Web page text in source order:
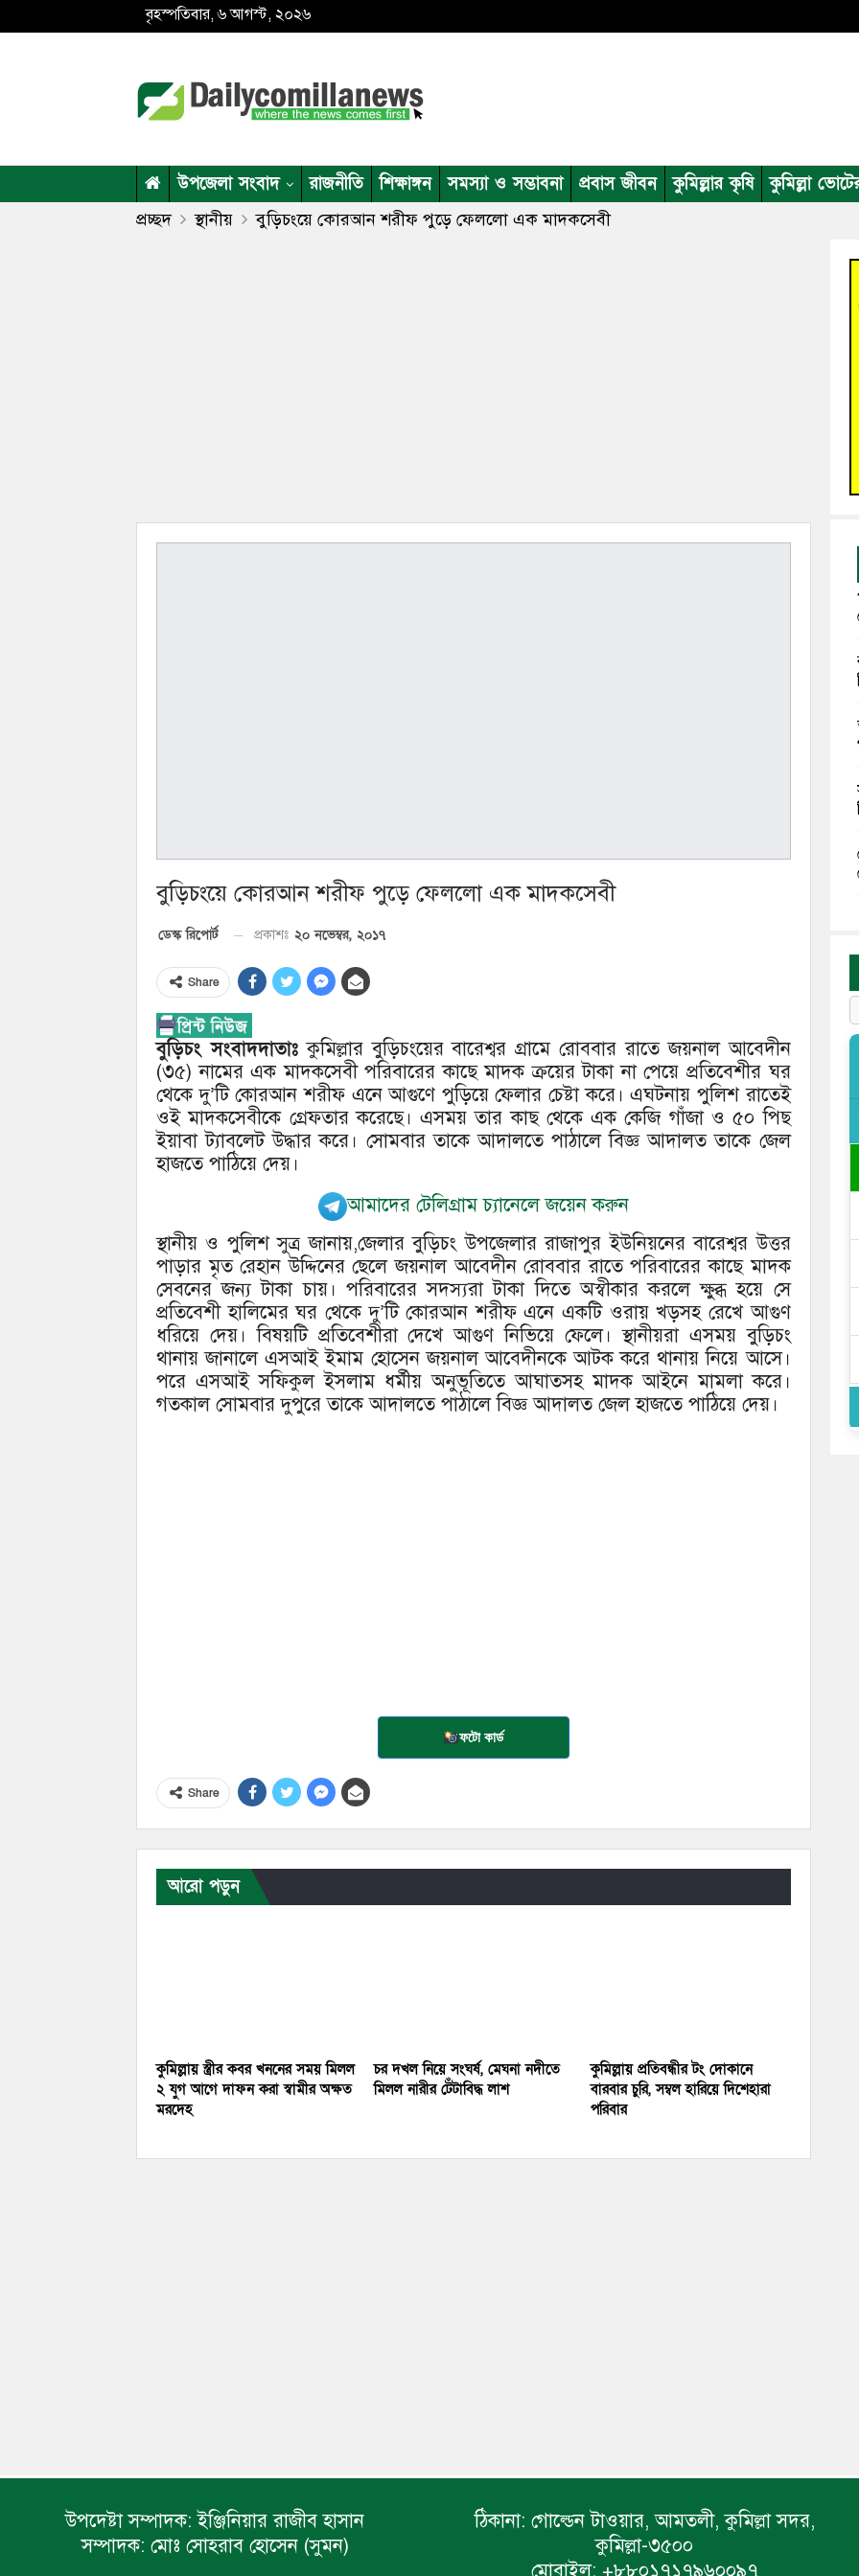
বৃহস্পতিবার, ৬ আগস্ট, ২০২৬
উপজেলা সংবাদ রাজনীতি শিক্ষাঙ্গন সমস্যা ও সম্ভাবনা প্রবাস জীবন কুমিল্লার কৃষি কুমিল্লা
প্রচ্ছদ স্থানীয় বুড়িচংয়ে কোরআন শরীফ পুড়ে ফেললো এক মাদকসেবী
বুড়িচংয়ে কোরআন শরীফ পুড়ে ফেললো এক মাদকসেবী
ডেস্ক রিপোর্ট প্রকাশঃ ২০ নভেম্বর, ২০১৭
Share
বুড়িচং সংবাদদাতাঃকুমিল্লার বুড়িচংয়ের বারেশ্বর গ্রামে রোববার রাতে জয়নাল আবেদীন
(৩৫) নামের এক মাদকসেবী পরিবারের কাছে মাদক ক্রয়ের টাকা না পেয়ে প্রতিবেশীর ঘর
থেকে দু’টি কোরআন শরীফ এনে আগুণে পুড়িয়ে ফেলার চেষ্টা করে। এঘটনায় পুলিশ রাতেই
ওই মাদকসেবীকে গ্রেফতার করেছে। এসময় তার কাছ থেকে এক কেজি গাঁজা ও ৫০ পিছ
ইয়াবা ট্যাবলেট উদ্ধার করে। সোমবার তাকে আদালতে পাঠালে বিজ্ঞ আদালত তাকে জেল
হাজতে পাঠিয়ে দেয়।
আমাদের টেলিগ্রাম চ্যানেলে জয়েন করুন
স্থানীয় ও পুলিশ সুত্র জানায়,জেলার বুড়িচং উপজেলার রাজাপুর ইউনিয়নের বারেশ্বর উত্তর
পাড়ার মৃত রেহান উদ্দিনের ছেলে জয়নাল আবেদীন রোববার রাতে পরিবারের কাছে মাদক
সেবনের জন্য টাকা চায়। পরিবারের সদস্যরা টাকা দিতে অস্বীকার করলে ক্ষুব্ধ হয়ে সে
প্রতিবেশী হালিমের ঘর থেকে দু’টি কোরআন শরীফ এনে একটি ওরায় খড়সহ রেখে আগুণ
ধরিয়ে দেয়। বিষয়টি প্রতিবেশীরা দেখে আগুণ নিভিয়ে ফেলে। স্থানীয়রা এসময় বুড়িচং
থানায় জানালে এসআই ইমাম হোসেন জয়নাল আবেদীনকে আটক করে থানায় নিয়ে আসে।
পরে এসআই সফিকুল ইসলাম ধর্মীয় অনুভূতিতে আঘাতসহ মাদক আইনে মামলা করে।
গতকাল সোমবার দুপুরে তাকে আদালতে পাঠালে বিজ্ঞ আদালত জেল হাজতে পাঠিয়ে দেয়।
ফটো কার্ড
Share
আরো পড়ুন
কুমিল্লায় স্ত্রীর কবর খননের সময় মিলল
২ যুগ আগে দাফন করা স্বামীর অক্ষত
মরদেহ
চর দখল নিয়ে সংঘর্ষ, মেঘনা নদীতে
মিলল নারীর টেঁটাবিদ্ধ লাশ
কুমিল্লায় প্রতিবন্ধীর টং দোকানে
বারবার চুরি, সম্বল হারিয়ে দিশেহারা
পরিবার
উপদেষ্টা সম্পাদক: ইঞ্জিনিয়ার রাজীব হাসান
সম্পাদক: মোঃ সোহরাব হোসেন (সুমন)
ঠিকানা: গোল্ডেন টাওয়ার, আমতলী, কুমিল্লা সদর,
কুমিল্লা-৩৫০০
মোবাইল: +৮৮০১৭১৭৯৬০০৯৭